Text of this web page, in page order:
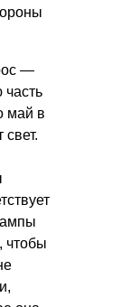
—
май в
чтобы